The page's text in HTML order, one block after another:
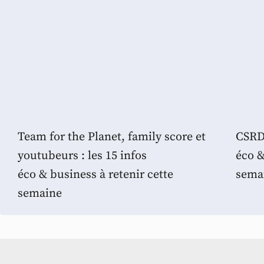
Team for the Planet, family score et
youtubeurs : les 15 infos
éco & business à retenir cette
semaine
éco